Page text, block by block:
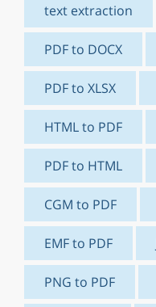
text extraction
PDF to DOCX
PDF to XLSX
HTML to PDF
PDF to HTML
CGM to PDF
EMF to PDF
PNG to PDF